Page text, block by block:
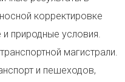
корректировке
природные условия.
магистрали.
и пешеходов,